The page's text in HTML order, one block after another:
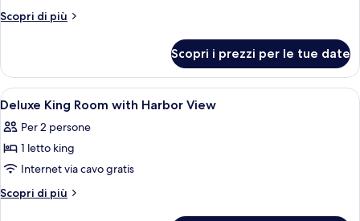
Scopri di più
Altri
Deluxe
(Front)
Scopri i prezzi per le tue date
Apri
tutte
le
foto
per
Deluxe
Biancheria da letto di alta qualità,
5
Deluxe King Room with Harbor View
Per 2 persone
1 letto king
Internet via cavo gratis
Scopri di più
Altri